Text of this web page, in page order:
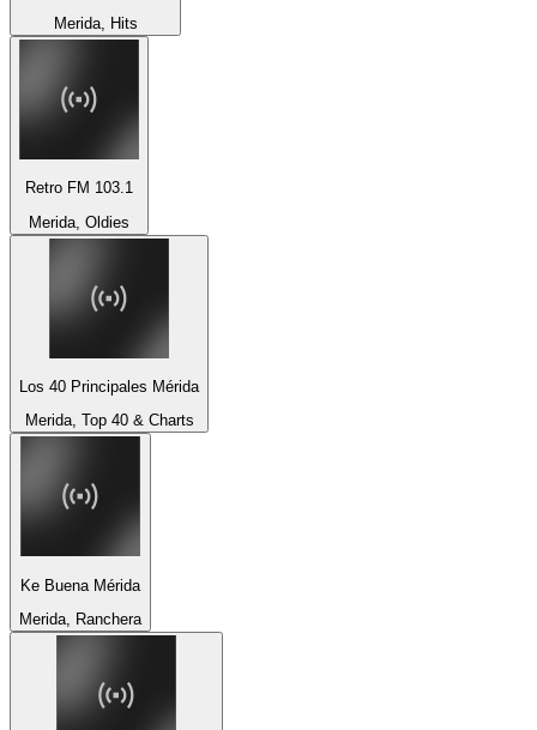
Merida, Hits
Retro FM 103.1
Merida, Oldies
Los 40 Principales Mérida
Merida, Top 40 & Charts
Ke Buena Mérida
Merida, Ranchera